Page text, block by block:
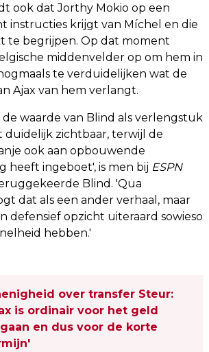
ook dat Jorthy Mokio op een
instructies krijgt van Míchel en die
te begrijpen. Op dat moment
middenvelder op om hem in
te verduidelijken wat de
Ajax van hem verlangt.
de waarde van Blind als verlengstuk
duidelijk zichtbaar, terwijl de
ook aan opbouwende
heeft ingeboet', is men bij ESPN
Blind. 'Qua
dat als een ander verhaal, maar
defensief opzicht uiteraard sowieso
hebben.'
over transfer Steur:
is ordinair voor het geld
en dus voor de korte